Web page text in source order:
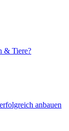
& Tiere?
anbauen